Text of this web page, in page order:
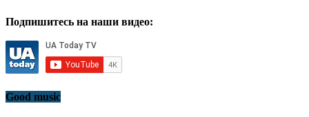
Подпишитесь на наши видео:
Good music